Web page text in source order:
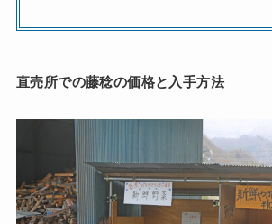
直売所での藤稔の価格と入手方法